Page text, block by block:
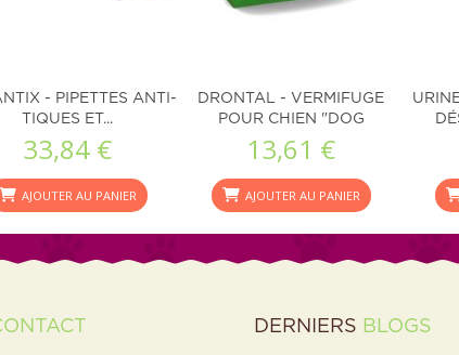
- PIPETTES ANTI-
TIQUES ET...
33,84 €
AJOUTER AU PANIER
DRONTAL - VERMIFUGE
POUR CHIEN "DOG
FLAVOUR"
13,61 €
AJOUTER AU PANIER
DERNIERS BLOGS